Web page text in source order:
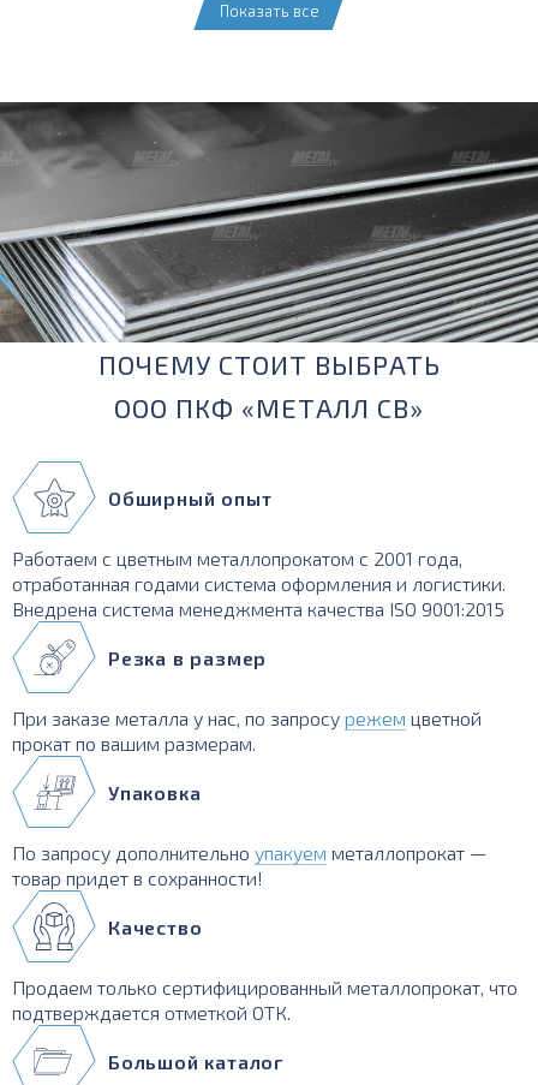
Показать все
ПОЧЕМУ СТОИТ ВЫБРАТЬ
ООО ПКФ «МЕТАЛЛ СВ»
Обширный опыт
Работаем с цветным металлопрокатом с 2001 года,
отработанная годами система оформления и логистики.
Внедрена система менеджмента качества ISO 9001:2015
Резка в размер
При заказе металла у нас, по запросу режем цветной
прокат по вашим размерам.
Упаковка
По запросу дополнительно упакуем металлопрокат —
товар придет в сохранности!
Качество
Продаем только сертифицированный металлопрокат, что
подтверждается отметкой ОТК.
Большой каталог